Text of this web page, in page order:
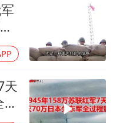
几元成本的AI广告导致千万市值蒸发
主席赛宋蓬逝世
身 共筑健康中国
天